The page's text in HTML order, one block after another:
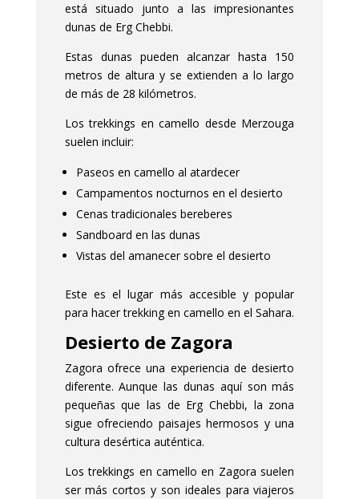
está situado junto a las impresionantes
dunas de Erg Chebbi.
Estas dunas pueden alcanzar hasta 150
metros de altura y se extienden a lo largo
de más de 28 kilómetros.
Los trekkings en camello desde Merzouga
suelen incluir:
Paseos en camello al atardecer
Campamentos nocturnos en el desierto
Cenas tradicionales bereberes
Sandboard en las dunas
Vistas del amanecer sobre el desierto
Este es el lugar más accesible y popular
para hacer trekking en camello en el Sahara.
Desierto de Zagora
Zagora ofrece una experiencia de desierto
diferente. Aunque las dunas aquí son más
pequeñas que las de Erg Chebbi, la zona
sigue ofreciendo paisajes hermosos y una
cultura desértica auténtica.
Los trekkings en camello en Zagora suelen
ser más cortos y son ideales para viajeros